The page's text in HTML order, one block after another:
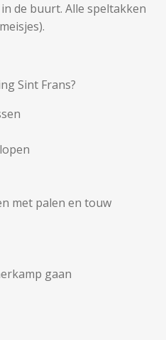
de buurt. Alle speltakken
Sint Frans?
met palen en touw
gaan